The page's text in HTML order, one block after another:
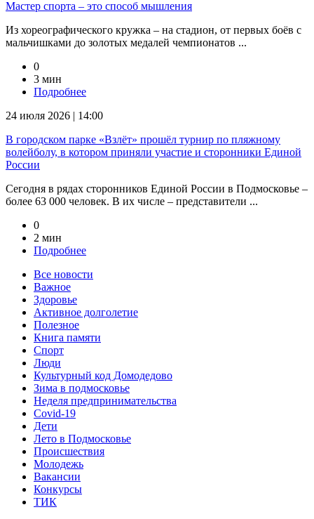
Мастер спорта – это способ мышления
Из хореографического кружка – на стадион, от первых боёв с
мальчишками до золотых медалей чемпионатов ...
0
3 мин
Подробнее
24 июля 2026 | 14:00
В городском парке «Взлёт» прошёл турнир по пляжному
волейболу, в котором приняли участие и сторонники Единой
России
Сегодня в рядах сторонников Единой России в Подмосковье –
более 63 000 человек. В их числе – представители ...
0
2 мин
Подробнее
Все новости
Важное
Здоровье
Активное долголетие
Полезное
Книга памяти
Спорт
Люди
Культурный код Домодедово
Зима в подмосковье
Неделя предпринимательства
Covid-19
Дети
Лето в Подмосковье
Происшествия
Молодежь
Вакансии
Конкурсы
ТИК